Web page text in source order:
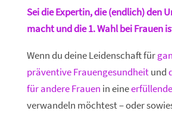
Sei die Expertin, die (endlich) den
macht und die 1. Wahl bei Frauen
Wenn du deine Leidenschaft für
präventive Frauengesundheitund
für andere Frauen in eine
verwandeln möchtest – oder